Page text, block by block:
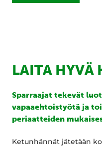
LAITA HYVÄ
Sparraajat tekevät
vapaaehtoistyötä ja
periaatteiden
Ketunhännät jätetään